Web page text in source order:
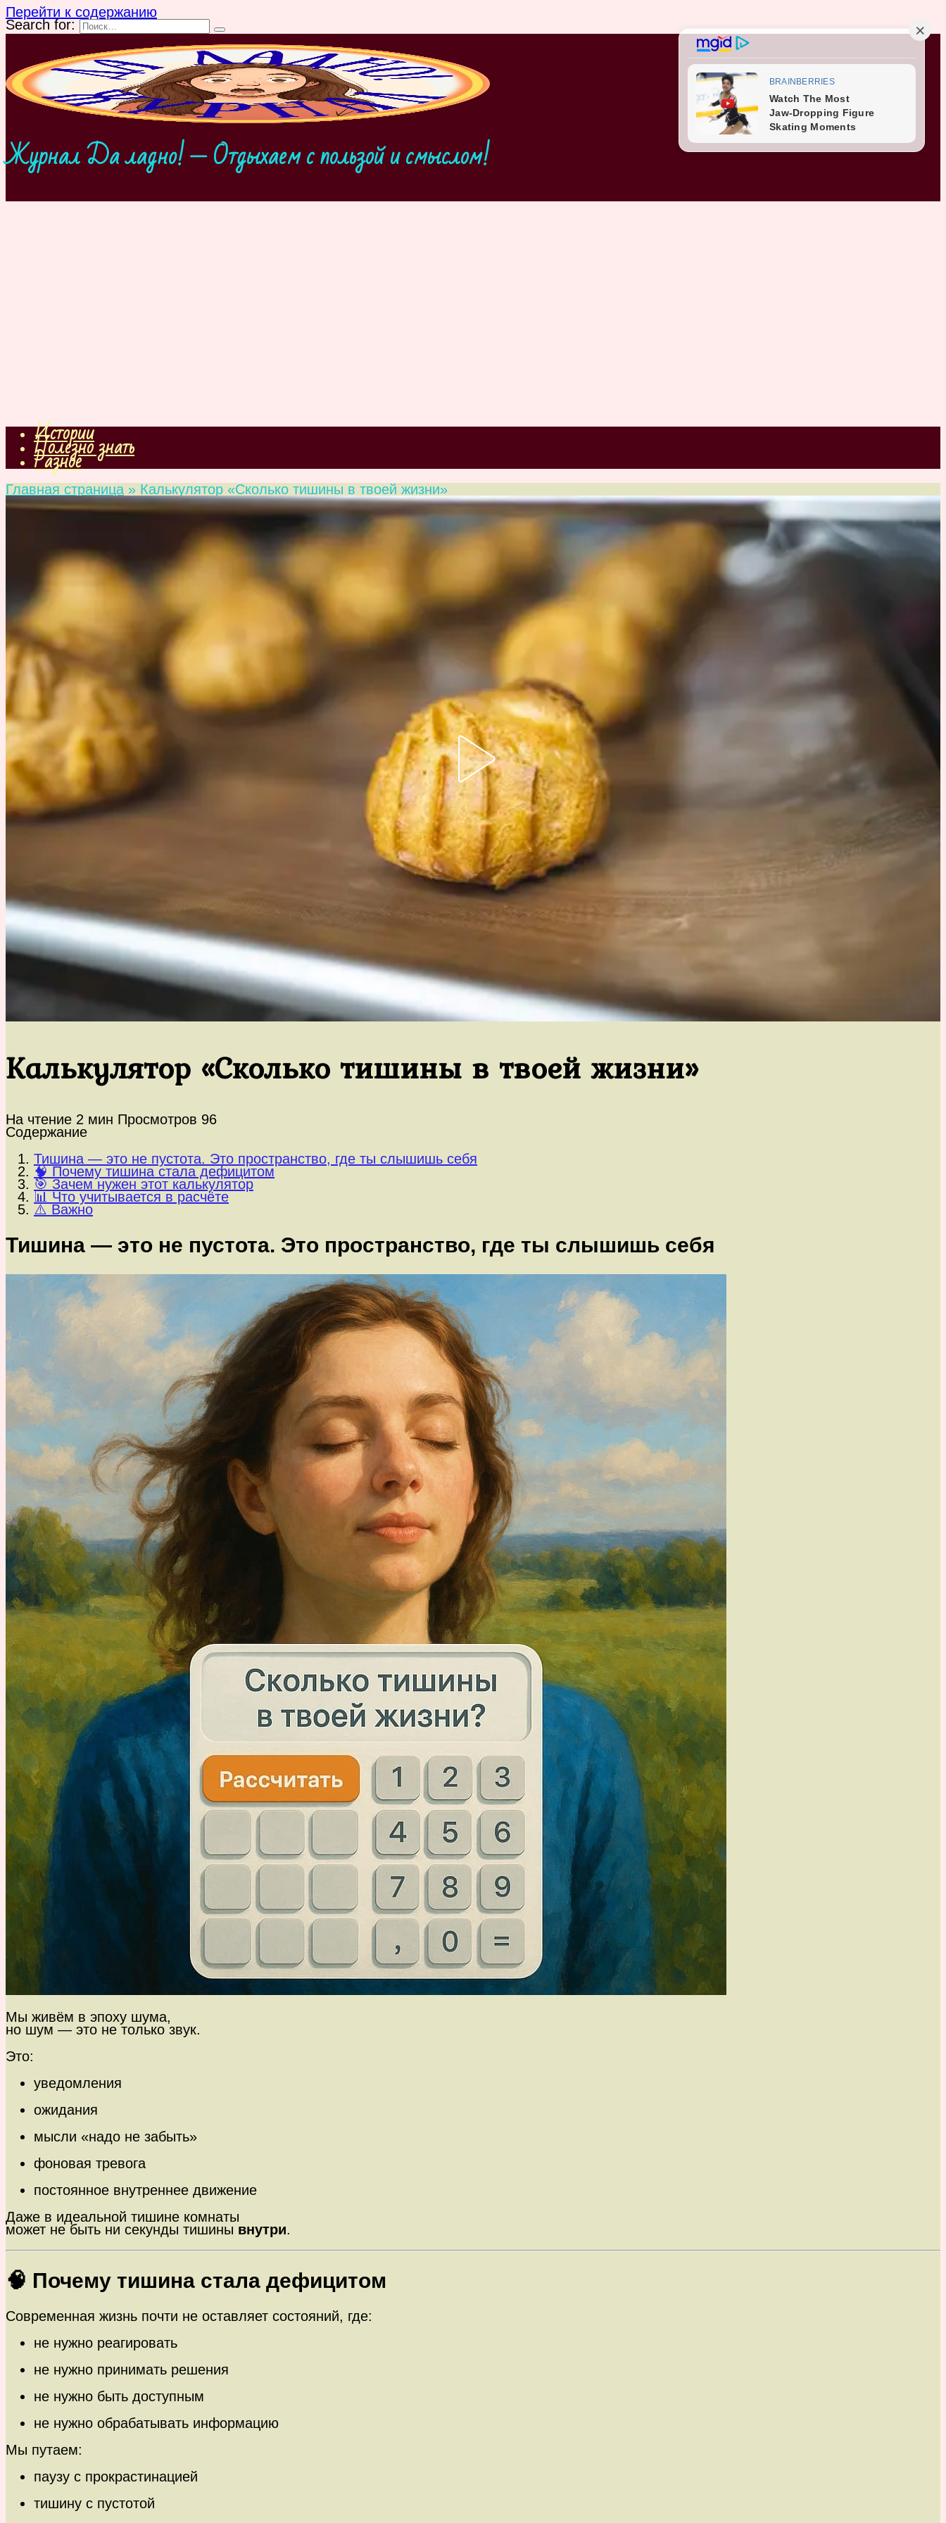
Перейти к содержанию
Search for:
Журнал Да ладно! — Отдыхаем с пользой и смыслом!
Истории
Полезно знать
Разное
Главная страница » Калькулятор «Сколько тишины в твоей жизни»
Калькулятор «Сколько тишины в твоей жизни»
На чтение 2 мин Просмотров 96
Содержание
Тишина — это не пустота. Это пространство, где ты слышишь себя
🧠 Почему тишина стала дефицитом
🎯 Зачем нужен этот калькулятор
📊 Что учитывается в расчёте
⚠️ Важно
Тишина — это не пустота. Это пространство, где ты слышишь себя
Мы живём в эпоху шума,
но шум — это не только звук.
Это:
уведомления
ожидания
мысли «надо не забыть»
фоновая тревога
постоянное внутреннее движение
Даже в идеальной тишине комнаты
может не быть ни секунды тишины внутри.
🧠 Почему тишина стала дефицитом
Современная жизнь почти не оставляет состояний, где:
не нужно реагировать
не нужно принимать решения
не нужно быть доступным
не нужно обрабатывать информацию
Мы путаем:
паузу с прокрастинацией
тишину с пустотой